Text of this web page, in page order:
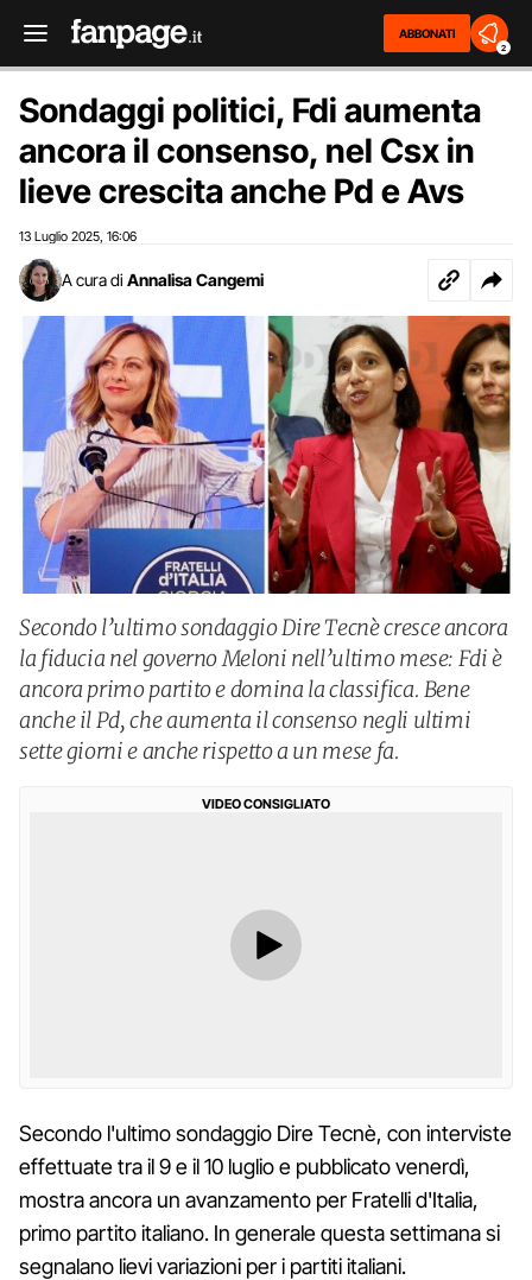
ABBONATI
2
Sondaggi politici, Fdi aumenta
ancora il consenso, nel Csx in
lieve crescita anche Pd e Avs
13 Luglio 2025 16:06
A cura di Annalisa Cangemi
Secondo l’ultimo sondaggio Dire Tecnè cresce ancora
la fiducia nel governo Meloni nell’ultimo mese: Fdi è
ancora primo partito e domina la classifica. Bene
anche il Pd, che aumenta il consenso negli ultimi
sette giorni e anche rispetto a un mese fa.
VIDEO CONSIGLIATO
Secondo l'ultimo sondaggio Dire Tecnè, con interviste
effettuate tra il 9 e il 10 luglio e pubblicato venerdì,
mostra ancora un avanzamento per Fratelli d'Italia,
primo partito italiano. In generale questa settimana si
segnalano lievi variazioni per i partiti italiani.